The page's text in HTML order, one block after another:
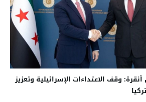
وقف الاعتداءات الإسرائيلية وتعزيز